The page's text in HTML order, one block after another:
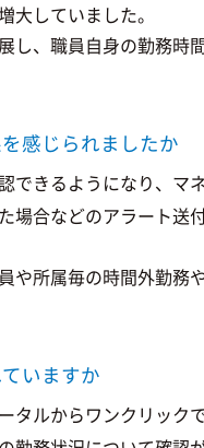
していました。
し、職員自身の勤務時
感じられましたか
できるようになり、マ
場合などのアラート送
や所属毎の時間外勤務
いますか
ルからワンクリック